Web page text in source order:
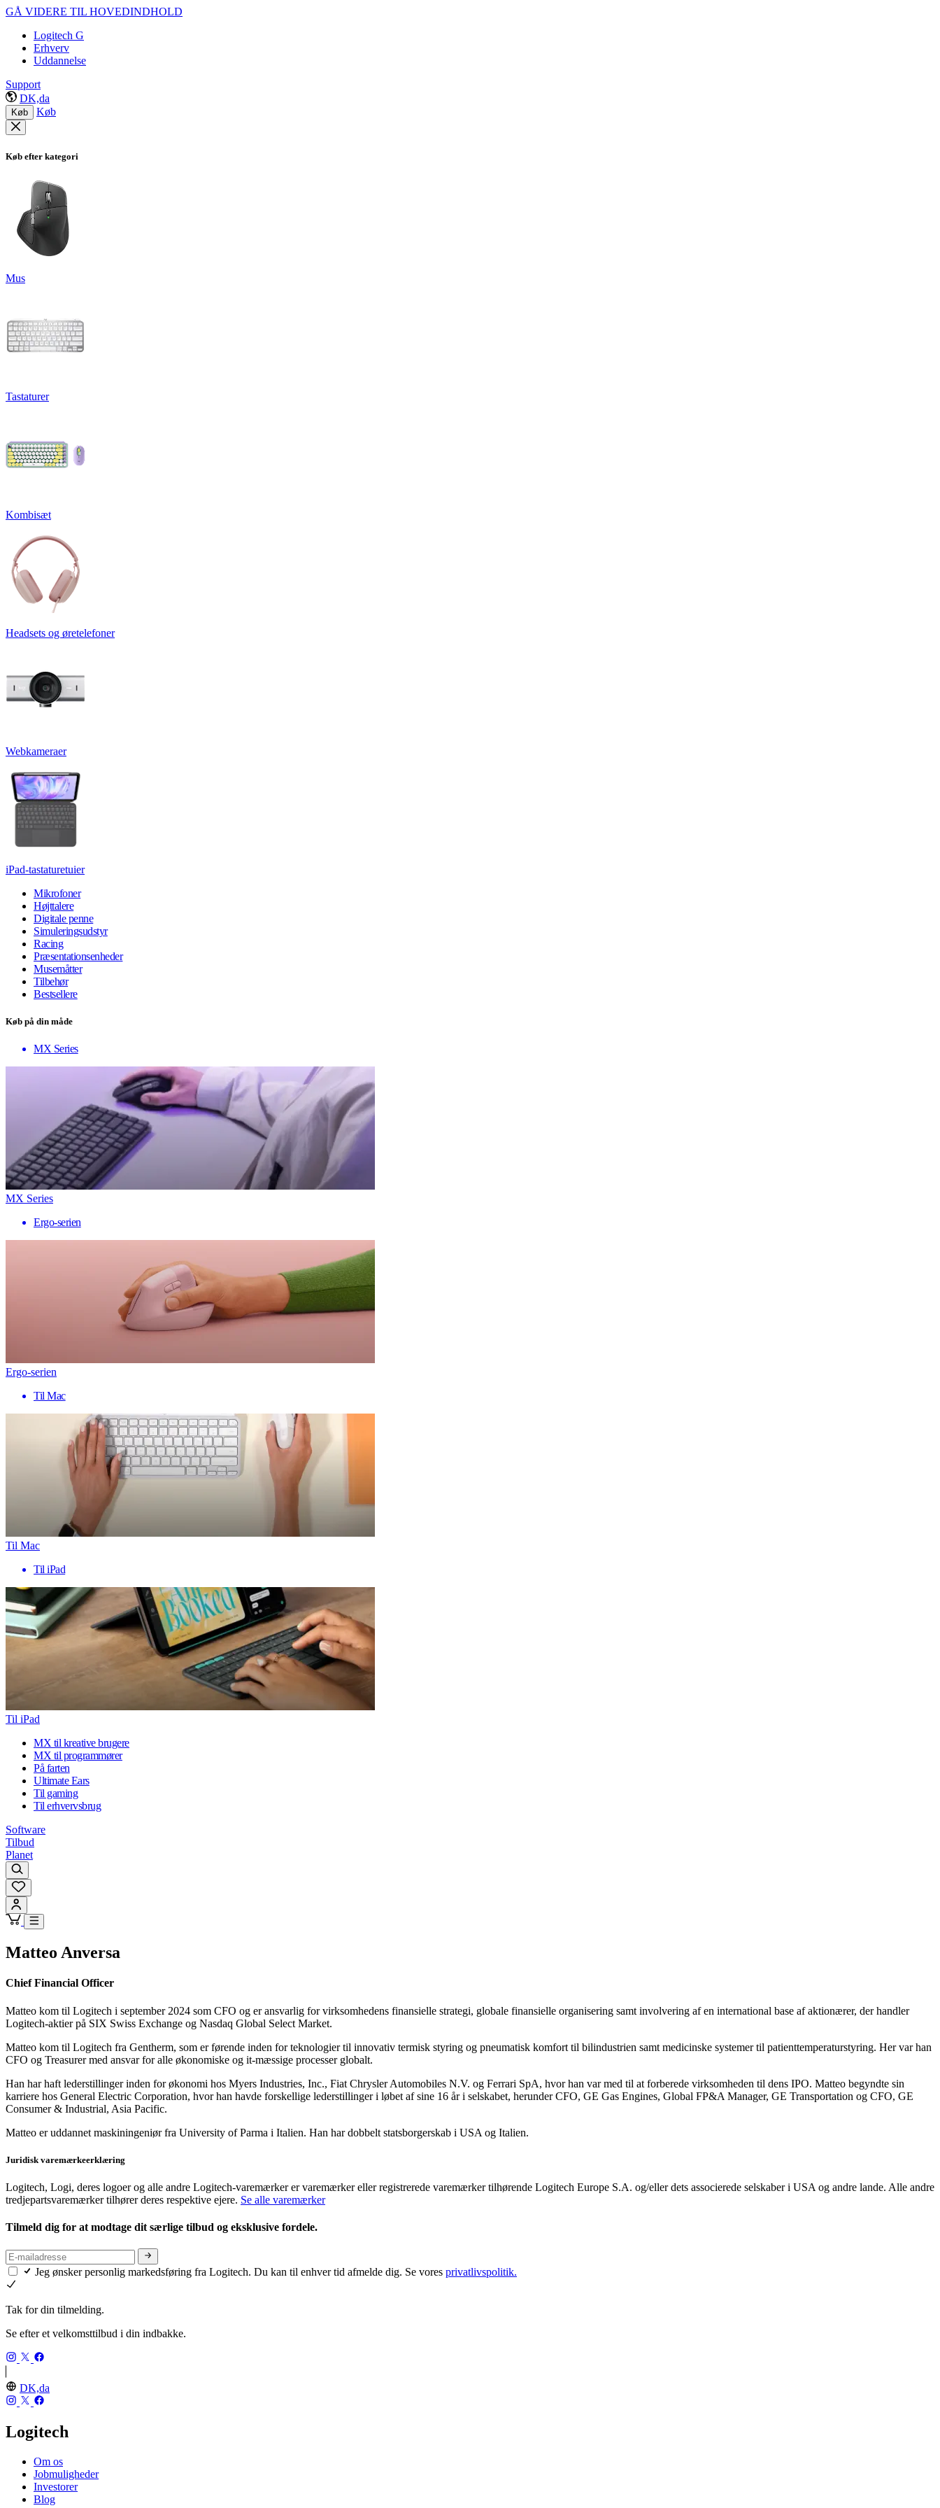
GÅ VIDERE TIL HOVEDINDHOLD
Logitech G
Erhverv
Uddannelse
Support
DK,da
Køb Køb
Køb efter kategori
Mus
Tastaturer
Kombisæt
Headsets og øretelefoner
Webkameraer
iPad-tastaturetuier
Mikrofoner
Højttalere
Digitale penne
Simuleringsudstyr
Racing
Præsentationsenheder
Musemåtter
Tilbehør
Bestsellere
Køb på din måde
MX Series
MX Series
Ergo-serien
Ergo-serien
Til Mac
Til Mac
Til iPad
Til iPad
MX til kreative brugere
MX til programmører
På farten
Ultimate Ears
Til gaming
Til erhvervsbrug
Software
Tilbud
Planet
Matteo Anversa
Chief Financial Officer
Matteo kom til Logitech i september 2024 som CFO og er ansvarlig for virksomhedens finansielle strategi, globale finansielle organisering samt involvering af en international base af aktionærer, der handler
Logitech-aktier på SIX Swiss Exchange og Nasdaq Global Select Market.
Matteo kom til Logitech fra Gentherm, som er førende inden for teknologier til innovativ termisk styring og pneumatisk komfort til bilindustrien samt medicinske systemer til patienttemperaturstyring. Her var han
CFO og Treasurer med ansvar for alle økonomiske og it-mæssige processer globalt.
Han har haft lederstillinger inden for økonomi hos Myers Industries, Inc., Fiat Chrysler Automobiles N.V. og Ferrari SpA, hvor han var med til at forberede virksomheden til dens IPO. Matteo begyndte sin
karriere hos General Electric Corporation, hvor han havde forskellige lederstillinger i løbet af sine 16 år i selskabet, herunder CFO, GE Gas Engines, Global FP&A Manager, GE Transportation og CFO, GE
Consumer & Industrial, Asia Pacific.
Matteo er uddannet maskiningeniør fra University of Parma i Italien. Han har dobbelt statsborgerskab i USA og Italien.
Juridisk varemærkeerklæring
Logitech, Logi, deres logoer og alle andre Logitech-varemærker er varemærker eller registrerede varemærker tilhørende Logitech Europe S.A. og/eller dets associerede selskaber i USA og andre lande. Alle andre
tredjepartsvaremærker tilhører deres respektive ejere. Se alle varemærker
Tilmeld dig for at modtage dit særlige tilbud og eksklusive fordele.
Jeg ønsker personlig markedsføring fra Logitech. Du kan til enhver tid afmelde dig. Se vores privatlivspolitik.
Tak for din tilmelding.
Se efter et velkomsttilbud i din indbakke.
DK,da
Logitech
Om os
Jobmuligheder
Investorer
Blog